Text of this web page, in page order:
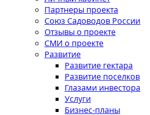
Партнеры проекта
Союз Садоводов России
Отзывы о проекте
СМИ о проекте
Развитие
Развитие гектара
Развитие поселков
Глазами инвестора
Услуги
Бизнес-планы